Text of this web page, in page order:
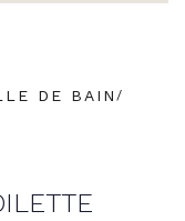
DE BAIN